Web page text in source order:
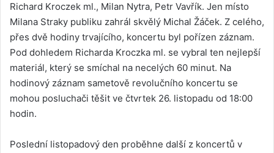
Richard Kroczek ml., Milan Nytra, Petr Vavřík. Jen místo
Milana Straky publiku zahrál skvělý Michal Žáček. Z celého,
přes dvě hodiny trvajícího, koncertu byl pořízen záznam.
Pod dohledem Richarda Kroczka ml. se vybral ten nejlepší
materiál, který se smíchal na necelých 60 minut. Na
hodinový záznam sametově revolučního koncertu se
mohou posluchači těšit ve čtvrtek 26. listopadu od 18:00
hodin.
Poslední listopadový den proběhne další z koncertů v